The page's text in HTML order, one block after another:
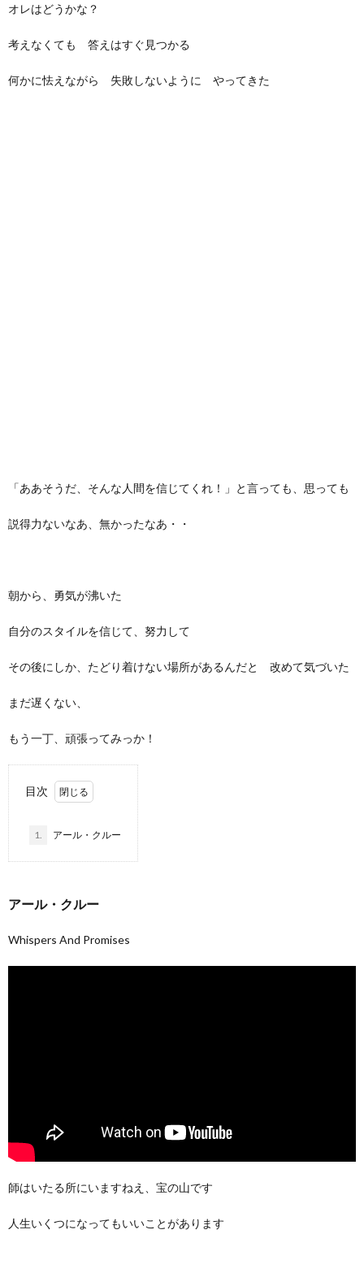
オレはどうかな？
考えなくても 答えはすぐ見つかる
何かに怯えながら 失敗しないように やってきた
「ああそうだ、そんな人間を信じてくれ！」と言っても、思っても
説得力ないなあ、無かったなあ・・
朝から、勇気が沸いた
自分のスタイルを信じて、努力して
その後にしか、たどり着けない場所があるんだと 改めて気づいた
まだ遅くない、
もう一丁、頑張ってみっか！
目次
1. アール・クルー
アール・クルー
Whispers And Promises
師はいたる所にいますねえ、宝の山です
人生いくつになってもいいことがあります